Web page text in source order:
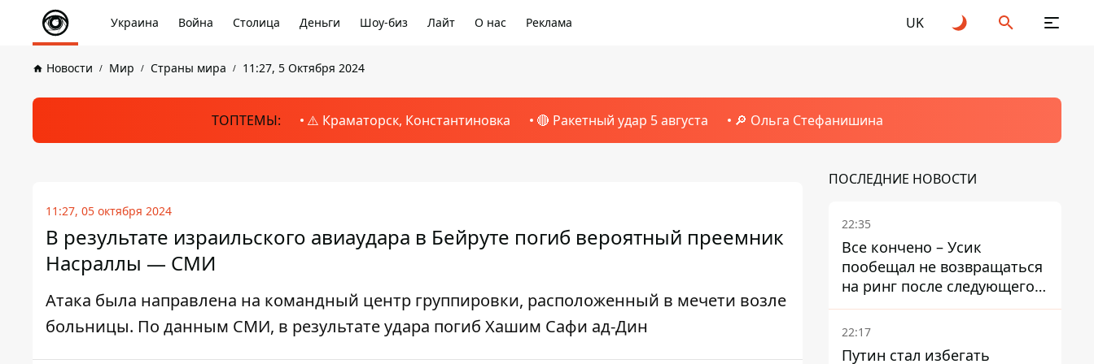
Украина Война Столица Деньги Шоу-биз Лайт О нас Реклама UK
Новости Мир Страны мира 11:27, 5 Октября 2024
ТОПТЕМЫ: ⚠️ Краматорск, Константиновка 🔴 Ракетный удар 5 августа 🔎 Ольга Стефанишина
11:27, 05 октября 2024
В результате израильского авиаудара в Бейруте погиб вероятный преемник
Насраллы — СМИ
Атака была направлена ​​на командный центр группировки, расположенный в мечети возле
больницы. По данным СМИ, в результате удара погиб Хашим Сафи ад-Дин
ПОСЛЕДНИЕ НОВОСТИ
22:35
Все кончено – Усик
пообещал не возвращаться
на ринг после следующего
боя
22:17
Путин стал избегать